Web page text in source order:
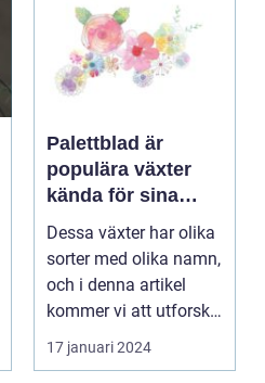
Palettblad är
populära växter
kända för sina
färgglada blad och
dekorativa
utseende
Dessa växter har olika
sorter med olika namn,
och i denna artikel
kommer vi att utforska
olika palet...
17 januari 2024